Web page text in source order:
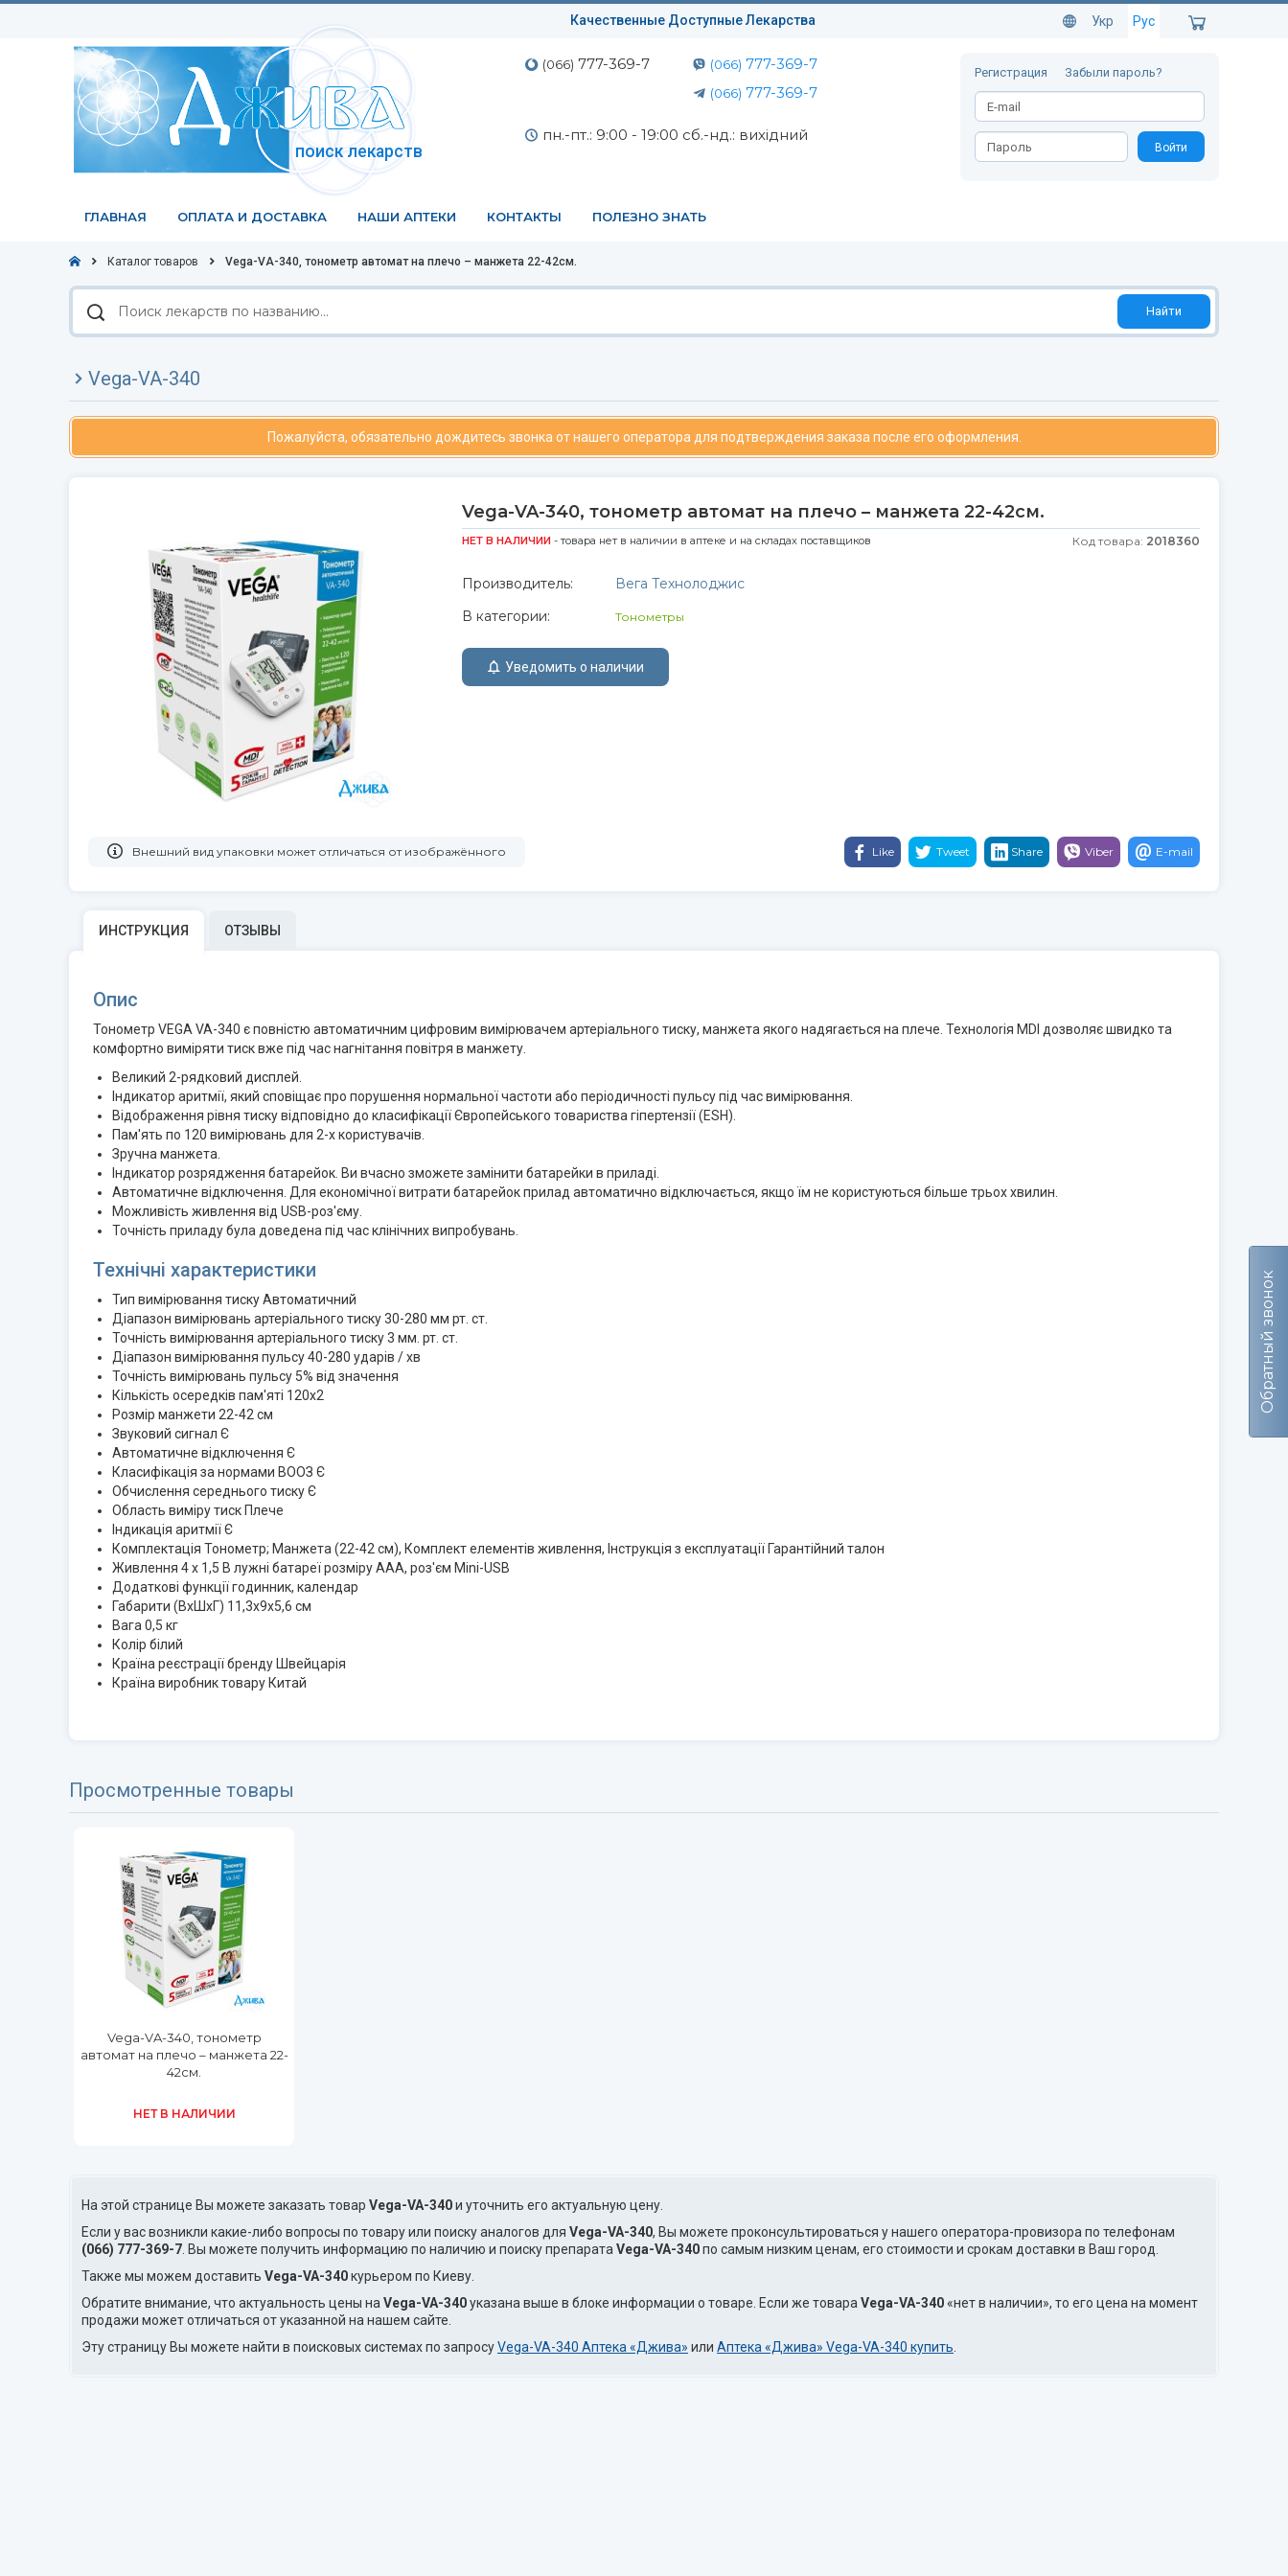
Качественные Доступные Лекарства Укр Рус
поиск лекарств
(066) 777-369-7 (066) 777-369-7
(066) 777-369-7
пн.-пт.: 9:00 - 19:00 сб.-нд.: вихідний
Регистрация Забыли пароль?
Войти
ГЛАВНАЯ ОПЛАТА И ДОСТАВКА НАШИ АПТЕКИ КОНТАКТЫ ПОЛЕЗНО ЗНАТЬ
Каталог товаров Vega-VA-340, тонометр автомат на плечо – манжета 22-42см.
Поиск
лекарств
по
Найти
Vega-VA-340
Пожалуйста, обязательно дождитесь звонка от нашего оператора для подтверждения заказа после его оформления.
Vega-VA-340, тонометр автомат на плечо – манжета 22-42см.
НЕТ В НАЛИЧИИ - товара нет в наличии в аптеке и на складах поставщиков Код товара: 2018360
Производитель:
Вега Технолоджис
В категории:
Тонометры
Уведомить о наличии
Bнешний вид упаковки может отличаться от изображённого Like Tweet Share Viber E-mail
ИНСТРУКЦИЯ ОТЗЫВЫ
Опис
Тонометр VEGA VA-340 є повнiстю автоматичним цифровим вимiрювачем артерiального тиску, манжета якого надяrається на плече. Технолоriя MDI дозволяє швидко та
комфортно виміряти тиск вже під час нагнітання повітря в манжету.
Великий 2-рядковий дисплей.
Індикатор аритмії, який сповіщає про порушення нормальної частоти або періодичності пульсу під час вимірювання.
Відображення рівня тиску відповідно до класифікації Європейського товариства гіпертензії (ESH).
Пам'ять по 120 вимірювань для 2-х користувачів.
Зручна манжета.
Індикатор розрядження батарейок. Ви вчасно зможете замінити батарейки в приладі.
Автоматичне відключення. Для економічної витрати батарейок прилад автоматично відключається, якщо їм не користуються більше трьох хвилин.
Можливість живлення від USB-роз'єму.
Точність приладу була доведена під час клінічних випробувань.
Технічні характеристики
Тип вимірювання тиску Автоматичний
Діапазон вимірювань артеріального тиску 30-280 мм рт. ст.
Точність вимірювання артеріального тиску 3 мм. рт. ст.
Діапазон вимірювання пульсу 40-280 ударів / хв
Точність вимірювань пульсу 5% від значення
Кількість осередків пам'яті 120х2
Розмір манжети 22-42 см
Звуковий сигнал Є
Автоматичне відключення Є
Класифікація за нормами ВООЗ Є
Обчислення середнього тиску Є
Область виміру тиск Плече
Індикація аритмії Є
Комплектація Тонометр; Манжета (22-42 см), Комплект елементів живлення, Інструкція з експлуатації Гарантійний талон
Живлення 4 х 1,5 В лужні батареї розміру ААА, роз'єм Mini-USB
Додаткові функції годинник, календар
Габарити (ВхШхГ) 11,3х9х5,6 см
Вага 0,5 кг
Колір білий
Країна реєстрації бренду Швейцарія
Країна виробник товару Китай
Просмотренные товары
Vega-VA-340, тонометр
автомат на плечо – манжета 22-
42см.
НЕТ В НАЛИЧИИ
На этой странице Вы можете заказать товар Vega-VA-340и уточнить его актуальную цену.
Если у вас возникли какие-либо вопросы по товару или поиску аналогов для Vega-VA-340, Вы можете проконсультироваться у нашего оператора-провизора по телефонам
(066) 777-369-7 . Вы можете получить информацию по наличию и поиску препарата Vega-VA-340по самым низким ценам, его стоимости и срокам доставки в Ваш город.
Также мы можем доставить Vega-VA-340курьером по Киеву.
Обратите внимание, что актуальность цены на Vega-VA-340указана выше в блоке информации о товаре. Если же товара Vega-VA-340«нет в наличии», то его цена на момент
продажи может отличаться от указанной на нашем сайте.
Эту страницу Вы можете найти в поисковых системах по запросуVega-VA-340 Аптека «Джива» или Аптека «Джива» Vega-VA-340 купить
Обратный звонок